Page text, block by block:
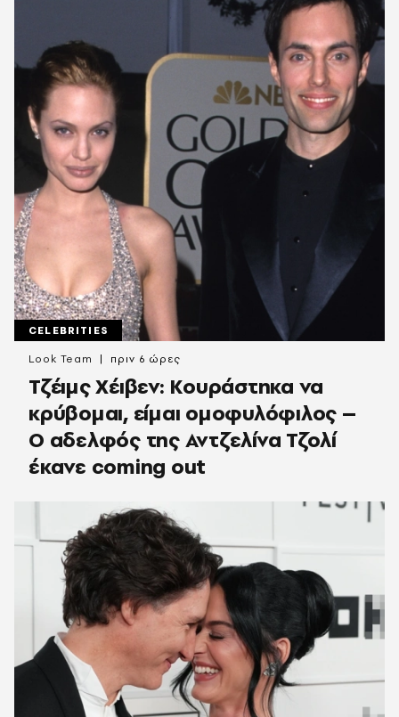
CELEBRITIES
Τζέιμς Χέιβεν: Κουράστηκα να
κρύβομαι, είμαι ομοφυλόφιλος –
Ο αδελφός της Αντζελίνα Τζολί
έκανε coming out
Look Team πριν 6 ώρες